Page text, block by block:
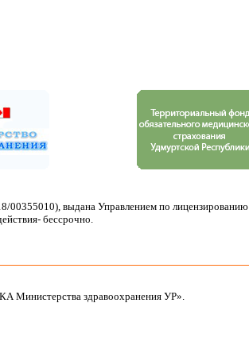
00355010), выдана Управлением по лицензированию
бессрочно.
здравоохранения УР».